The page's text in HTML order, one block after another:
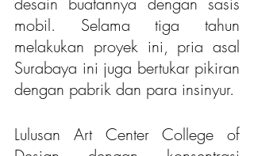
mobil. Selama tiga tahun
melakukan proyek ini, pria asal
Surabaya ini juga bertukar pikiran
dengan pabrik dan para insinyur.
Lulusan Art Center College of